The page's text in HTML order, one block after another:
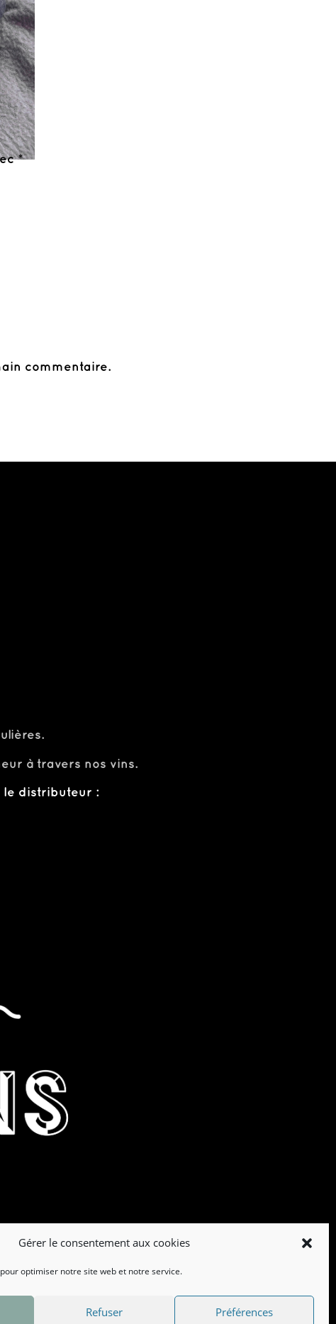
Gérer le consentement aux cookies
optimiser notre site web et notre service.
Refuser Préférences
*
commentaire.
à travers nos vins.
le distributeur :